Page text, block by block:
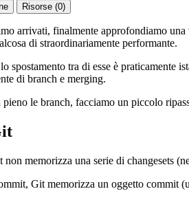
Risorse (0)
arrivati, finalmente approfondiamo
di straordinariamente performante.
spostamento tra di esse è praticamente
di branch e merging.
pieno le branch, facciamo un piccolo
memorizza una serie di changesets
Git memorizza un oggetto commit